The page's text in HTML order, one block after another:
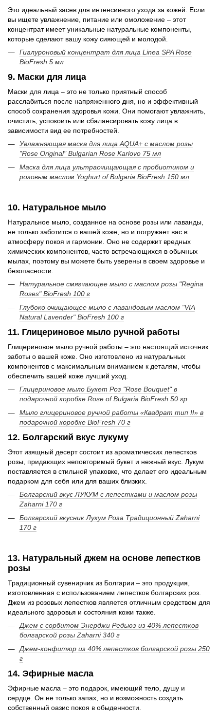
Это идеальный засев для интенсивного ухода за кожей. Если
вы ищете увлажнение, питание или омоложение – этот
концентрат имеет уникальные натуральные компоненты,
которые сделают вашу кожу сияющей и молодой.
Гиалуроновый концентрат для лица Linea SPA Rose
BioFresh 5 мл
9. Маски для лица
Маски для лица – это не только приятный способ
расслабиться после напряженного дня, но и эффективный
способ сохранения здоровья кожи. Они помогают увлажнить,
очистить, успокоить или сбалансировать кожу лица в
зависимости вид ее потребностей.
Увлажняющая маска для лица AQUA+ с маслом розы
"Rose Original" Bulgarian Rose Karlovo 75 мл
Маска для лица ультраочищающая с пробиотиком и
розовым маслом Yoghurt of Bulgaria BioFresh 150 мл
10. Натуральное мыло
Натуральное мыло, созданное на основе розы или лаванды,
не только заботится о вашей коже, но и погружает вас в
атмосферу покоя и гармонии. Оно не содержит вредных
химических компонентов, часто встречающихся в обычных
мылах, поэтому вы можете быть уверены в своем здоровье и
безопасности.
Натуральное смягчающее мыло с маслом розы "Regina
Roses" BioFresh 100 г
Глубоко очищающее мыло с лавандовым маслом "VIA
Natural Lavender" BioFresh 100 г
11. Глицериновое мыло ручной работы
Глицериновое мыло ручной работы – это настоящий источник
заботы о вашей коже. Оно изготовлено из натуральных
компонентов с максимальным вниманием к деталям, чтобы
обеспечить вашей коже лучший уход.
Глицериновое мыло Букет Роз "Rose Bouquet" в
подарочной коробке Rose of Bulgaria BioFresh 50 гр
Мыло глицериновое ручной работы «Квадрат тип II» в
подарочной коробке BioFresh 70 г
12. Болгарский вкус лукуму
Этот изящный десерт состоит из ароматических лепестков
розы, придающих неповторимый букет и нежный вкус. Лукум
поставляется в стильной упаковке, что делает его идеальным
подарком для себя или для ваших близких.
Болгарский вкус ЛУКУМ с лепестками и маслом розы
Zaharni 170 г
Болгарский вкусник Лукум Роза Традиционный Zaharni
170 г
13. Натуральный джем на основе лепестков
розы
Традиционный сувенирчик из Болгарии – это продукция,
изготовленная с использованием лепестков болгарских роз.
Джем из розовых лепестков является отличным средством для
идеального здоровья и состояния кожи также.
Джем с сорбитом Энерджи Редьюз из 40% лепестков
болгарской розы Zaharni 340 г
Джем-конфитюр из 40% лепестков болгарской розы 250
г
14. Эфирные масла
Эфирные масла – это подарок, имеющий тело, душу и
сердце. Он не только запах, но и возможность создать
собственный оазис покоя в обыденности.